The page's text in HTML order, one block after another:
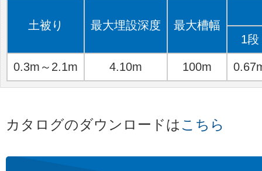
土被り 最大埋設深度
最大槽幅
1段
0.3m～2.1m 4.10m 100m
カタログのダウンロードはこちら